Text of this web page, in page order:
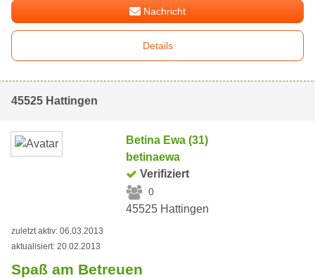
Nachricht
Details
45525 Hattingen
Betina Ewa (31)
betinaewa
Verifiziert
0
45525 Hattingen
zuletzt aktiv: 06.03.2013
aktualisiert: 20.02.2013
Spaß am Betreuen